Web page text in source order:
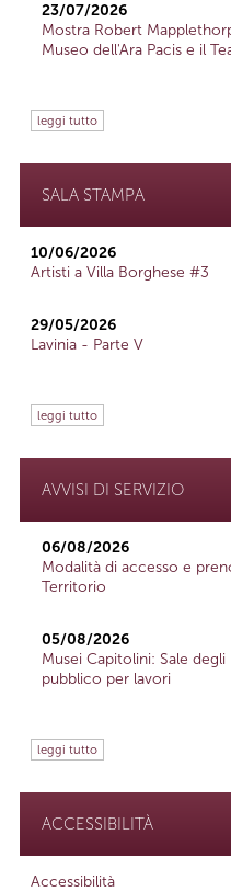
23/07/2026
Mostra Robert
Museo dell'Ara Pacis e il
leggi tutto
SALA STAMPA
10/06/2026
Artisti a Villa Borghese #3
29/05/2026
Lavinia - Parte V
leggi tutto
AVVISI DI SERVIZIO
06/08/2026
Modalità di accesso e
Territorio
05/08/2026
Musei Capitolini: Sale
pubblico per lavori
leggi tutto
ACCESSIBILITÀ
Accessibilità